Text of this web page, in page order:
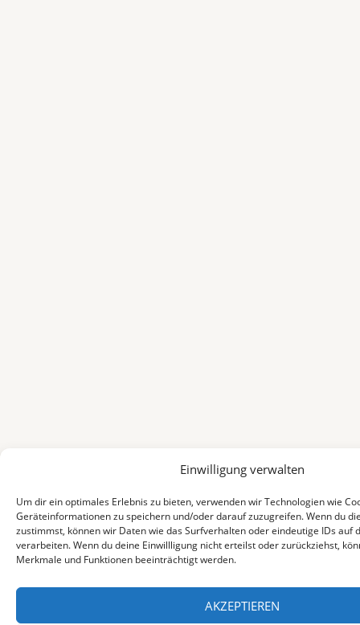
Einwilligung verwalten
Um dir ein optimales Erlebnis zu bieten, verwenden wir Technologien wie
Geräteinformationen zu speichern und/oder darauf zuzugreifen. Wenn du
zustimmst, können wir Daten wie das Surfverhalten oder eindeutige IDs auf
verarbeiten. Wenn du deine Einwillligung nicht erteilst oder zurückziehst,
Merkmale und Funktionen beeinträchtigt werden.
AKZEPTIEREN